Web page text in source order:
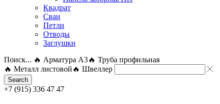
Квадрат
Сваи
Петли
Отводы
Заглушки
Поиск... 🔥 Арматура А3🔥 Труба профильная
🔥 Металл листовой 🔥 Швеллер
Search
+7 (915) 336 47 47